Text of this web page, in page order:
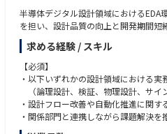
④ 新規事業立ち上げフェーズへの参画
2026年に向け、複数顧客でPanelメッ
まずはザルツブルク本社エンジニアと
技術の習得をしていただきます。将来
たはグローバルとの架橋・海外勤務と
■ 勤務地・出張について
拠点：新横浜
日本国内の複数顧客を 出張ベースでサ
■このポジションの特徴
・今後の成長が著しいPLP未経験から
・入社後教育・サポート体制あり
・他分野（前工程・製造・装置・評価
・将来的に専門分野を深めたり、他分
■想定バックグラウンド例
・半導体メーカーのプロセス／評価／
・装置メーカーのFSE、技術サポート
・電子部品、材料、表面処理、成膜、
半導体デジタル設計領域におけるEDA
を担い、設計品質の向上と開発期間短
ただきます。設計現場の課題やニーズ
の最適化を図り、開発効率向上に繋が
ンです。
具体的には以下の業務を担当いただき
・EDA環境の構築・改善・運用（既存
検討）
求める経験 / スキル
【必須】
・以下いずれかの設計領域における実
（論理設計、検証、物理設計、サイ
・設計フロー改善や自動化推進に関す
・関係部門と連携しながら課題解決